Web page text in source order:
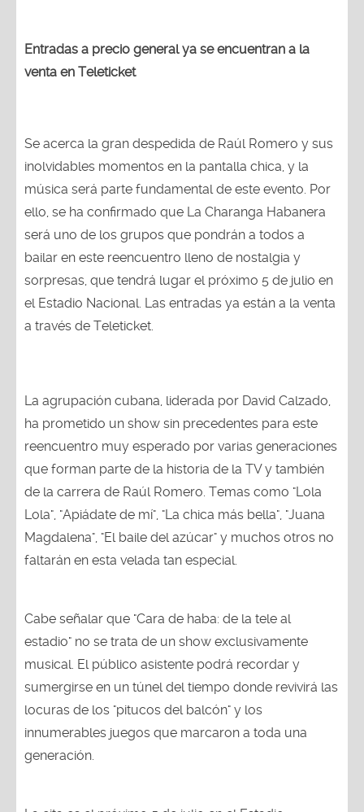
Entradas a precio general ya se encuentran a la
venta en Teleticket
Se acerca la gran despedida de Raúl Romero y sus
inolvidables momentos en la pantalla chica, y la
música será parte fundamental de este evento. Por
ello, se ha confirmado que La Charanga Habanera
será uno de los grupos que pondrán a todos a
bailar en este reencuentro lleno de nostalgia y
sorpresas, que tendrá lugar el próximo 5 de julio en
el Estadio Nacional. Las entradas ya están a la venta
a través de Teleticket.
La agrupación cubana, liderada por David Calzado,
ha prometido un show sin precedentes para este
reencuentro muy esperado por varias generaciones
que forman parte de la historia de la TV y también
de la carrera de Raúl Romero. Temas como "Lola
Lola", "Apiádate de mí", "La chica más bella", "Juana
Magdalena", "El baile del azúcar" y muchos otros no
faltarán en esta velada tan especial.
Cabe señalar que "Cara de haba: de la tele al
estadio" no se trata de un show exclusivamente
musical. El público asistente podrá recordar y
sumergirse en un túnel del tiempo donde revivirá las
locuras de los "pitucos del balcón" y los
innumerables juegos que marcaron a toda una
generación.